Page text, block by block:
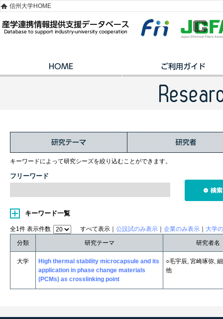
信州大学HOME
キーワードによって研究シーズを絞り込むことができます。
フリーワード
キーワード一覧
全1件 表示件数 すべて表示｜ 公設試のみ表示 企業のみ表示
大学
分類
研究テーマ 研究者名
大学
High thermal stability microcapsule and its
application in phase change materials
(PCMs) as crosslinking point
○毛宇辰, 宮崎琢弥,
他